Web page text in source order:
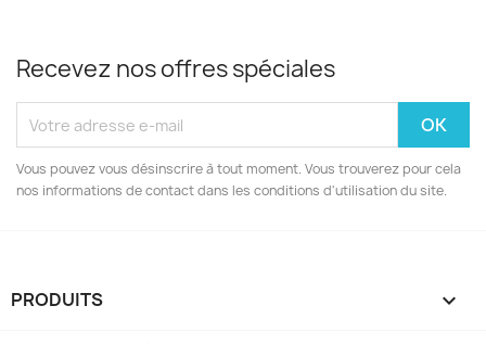
Recevez nos offres spéciales
Vous pouvez vous désinscrire à tout moment. Vous trouverez pour cela
nos informations de contact dans les conditions d'utilisation du site.
PRODUITS 